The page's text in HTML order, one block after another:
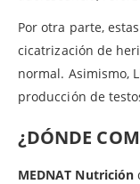
Por otra parte,
cicatrización de
normal. Asimismo,
producción de
¿DÓNDE
MEDNAT Nutrición